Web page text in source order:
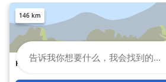
146 km
Hôtel Le Manoir de Gressy
告诉我你想要什么，我会找到的...